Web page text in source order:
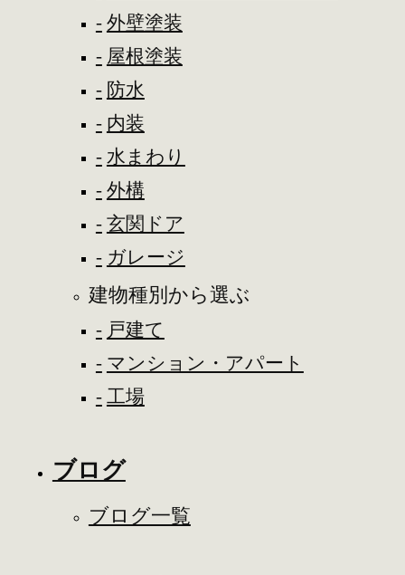
外壁塗装
屋根塗装
防水
内装
水まわり
外構
玄関ドア
ガレージ
建物種別から選ぶ
戸建て
マンション・アパート
工場
ブログ
ブログ一覧